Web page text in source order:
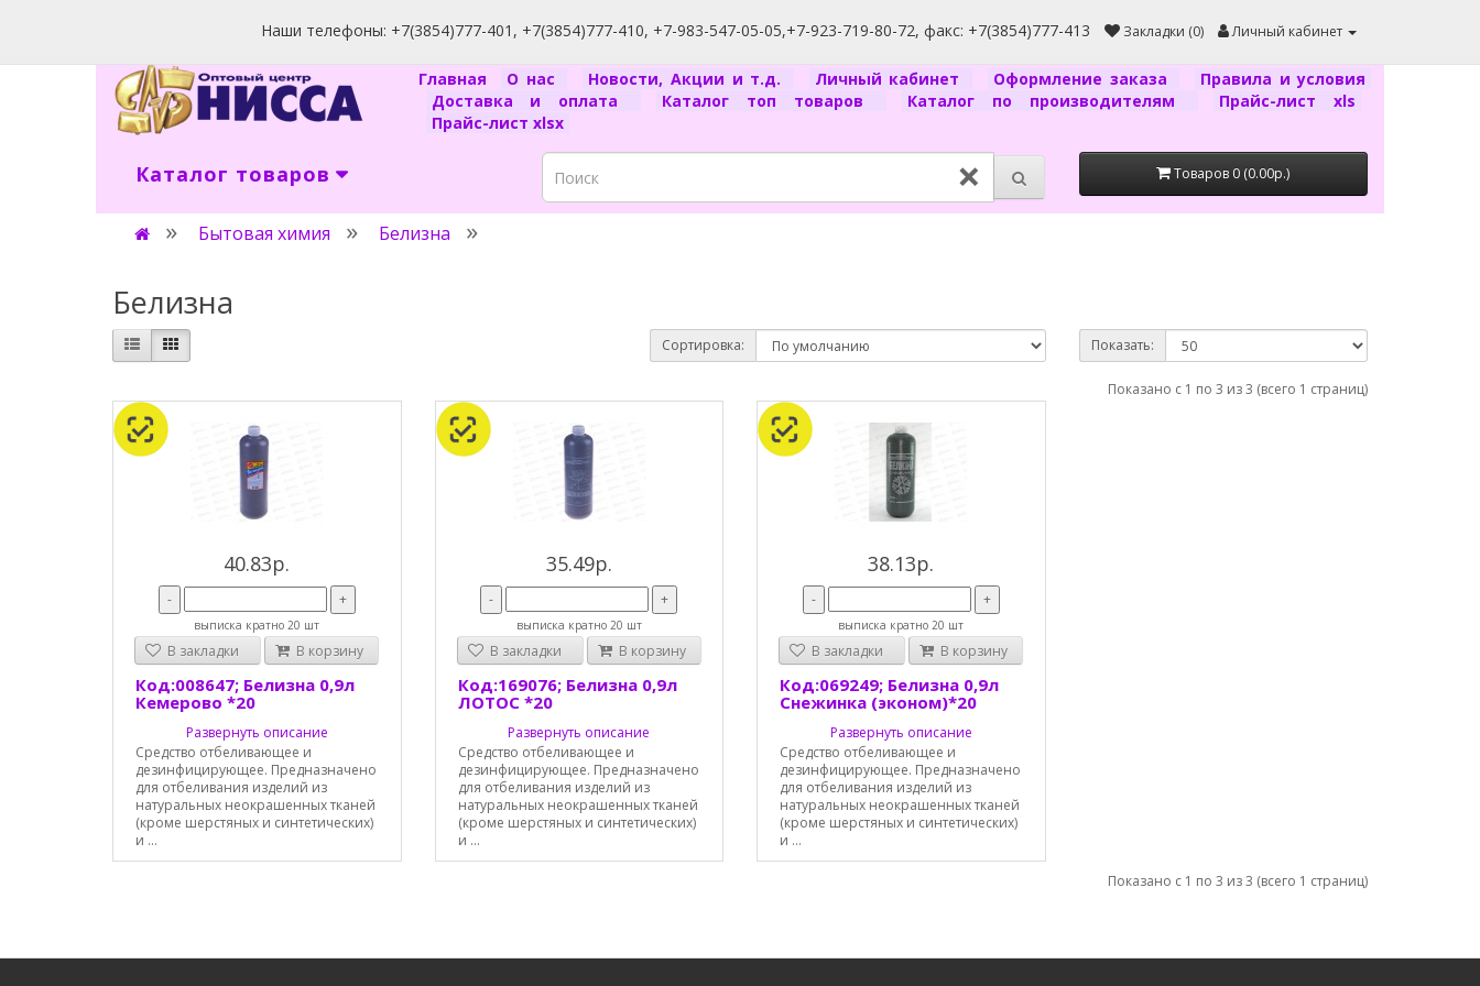
Наши телефоны: +7(3854)777-401, +7(3854)777-410, +7-983-547-05-05,+7-923-719-80-72, факс: +7(3854)777-413 Закладки (0) Личный кабинет
Главная О нас Новости, Акции и т.д. Личный кабинет Оформление заказа
Правила и условия
Доставка и оплата
Каталог топ товаров Каталог по производителям
Прайс-лист xls
Прайс-лист xlsx
Каталог товаров × Товаров 0 (0.00р.)
Бытовая химия Белизна
Белизна
Сортировка: Показать:
Показано с 1 по 3 из 3 (всего 1 страниц)
40.83р.
- +
выписка кратно 20 шт
В закладки В корзину
Код:008647; Белизна 0,9л
Кемерово *20
Развернуть описание
Средство отбеливающее и
дезинфицирующее. Предназначено
для отбеливания изделий из
натуральных неокрашенных тканей
(кроме шерстяных и синтетических)
и ...
35.49р.
- +
выписка кратно 20 шт
В закладки В корзину
Код:169076; Белизна 0,9л
ЛОТОС *20
Развернуть описание
Средство отбеливающее и
дезинфицирующее. Предназначено
для отбеливания изделий из
натуральных неокрашенных тканей
(кроме шерстяных и синтетических)
и ...
38.13р.
- +
выписка кратно 20 шт
В закладки В корзину
Код:069249; Белизна 0,9л
Снежинка (эконом)*20
Развернуть описание
Средство отбеливающее и
дезинфицирующее. Предназначено
для отбеливания изделий из
натуральных неокрашенных тканей
(кроме шерстяных и синтетических)
и ...
Показано с 1 по 3 из 3 (всего 1 страниц)